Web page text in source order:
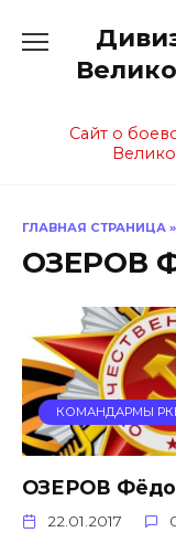
содержанию
Сайт о
ГЛАВНАЯ СТРАНИЦА »
ОЗЕРОВ
КОМАНДАРМЫ
ОЗЕРОВ
22.01.2017